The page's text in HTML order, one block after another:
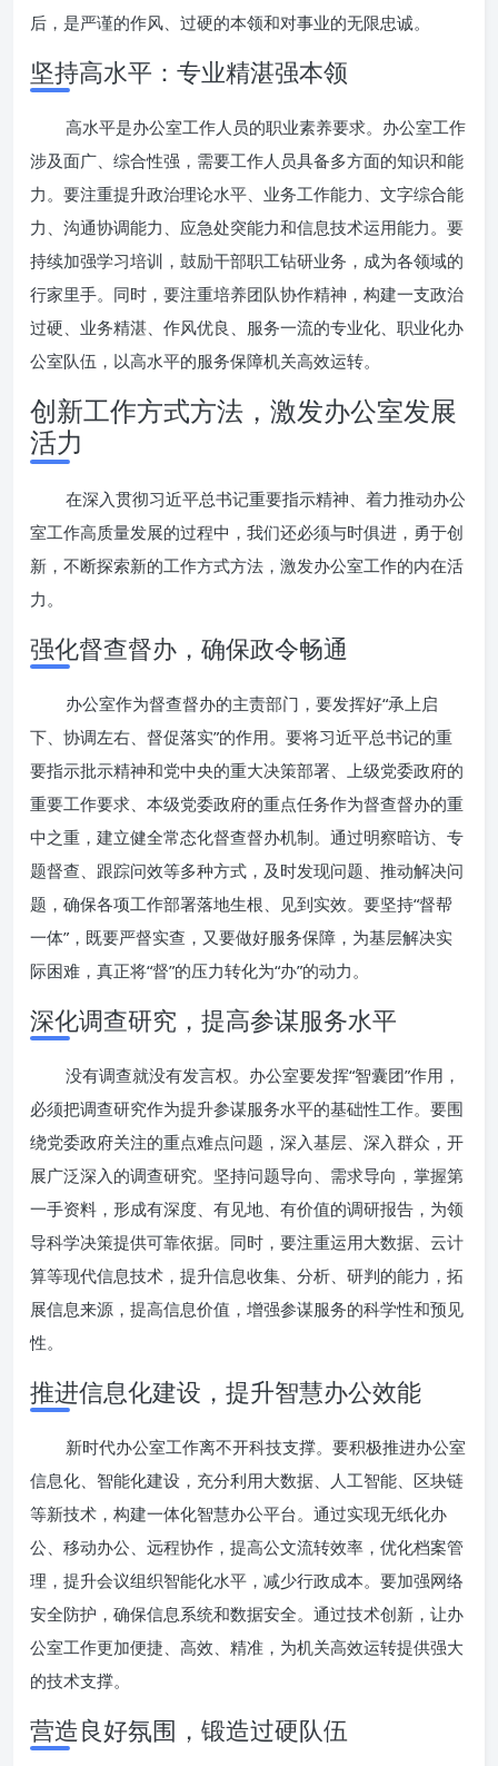
后，是严谨的作风、过硬的本领和对事业的无限忠诚。
坚持高水平：专业精湛强本领
高水平是办公室工作人员的职业素养要求。办公室工作
涉及面广、综合性强，需要工作人员具备多方面的知识和能
力。要注重提升政治理论水平、业务工作能力、文字综合能
力、沟通协调能力、应急处突能力和信息技术运用能力。要
持续加强学习培训，鼓励干部职工钻研业务，成为各领域的
行家里手。同时，要注重培养团队协作精神，构建一支政治
过硬、业务精湛、作风优良、服务一流的专业化、职业化办
公室队伍，以高水平的服务保障机关高效运转。
创新工作方式方法，激发办公室发展
活力
在深入贯彻习近平总书记重要指示精神、着力推动办公
室工作高质量发展的过程中，我们还必须与时俱进，勇于创
新，不断探索新的工作方式方法，激发办公室工作的内在活
力。
强化督查督办，确保政令畅通
办公室作为督查督办的主责部门，要发挥好“承上启
下、协调左右、督促落实”的作用。要将习近平总书记的重
要指示批示精神和党中央的重大决策部署、上级党委政府的
重要工作要求、本级党委政府的重点任务作为督查督办的重
中之重，建立健全常态化督查督办机制。通过明察暗访、专
题督查、跟踪问效等多种方式，及时发现问题、推动解决问
题，确保各项工作部署落地生根、见到实效。要坚持“督帮
一体”，既要严督实查，又要做好服务保障，为基层解决实
际困难，真正将“督”的压力转化为“办”的动力。
深化调查研究，提高参谋服务水平
没有调查就没有发言权。办公室要发挥“智囊团”作用，
必须把调查研究作为提升参谋服务水平的基础性工作。要围
绕党委政府关注的重点难点问题，深入基层、深入群众，开
展广泛深入的调查研究。坚持问题导向、需求导向，掌握第
一手资料，形成有深度、有见地、有价值的调研报告，为领
导科学决策提供可靠依据。同时，要注重运用大数据、云计
算等现代信息技术，提升信息收集、分析、研判的能力，拓
展信息来源，提高信息价值，增强参谋服务的科学性和预见
性。
推进信息化建设，提升智慧办公效能
新时代办公室工作离不开科技支撑。要积极推进办公室
信息化、智能化建设，充分利用大数据、人工智能、区块链
等新技术，构建一体化智慧办公平台。通过实现无纸化办
公、移动办公、远程协作，提高公文流转效率，优化档案管
理，提升会议组织智能化水平，减少行政成本。要加强网络
安全防护，确保信息系统和数据安全。通过技术创新，让办
公室工作更加便捷、高效、精准，为机关高效运转提供强大
的技术支撑。
营造良好氛围，锻造过硬队伍